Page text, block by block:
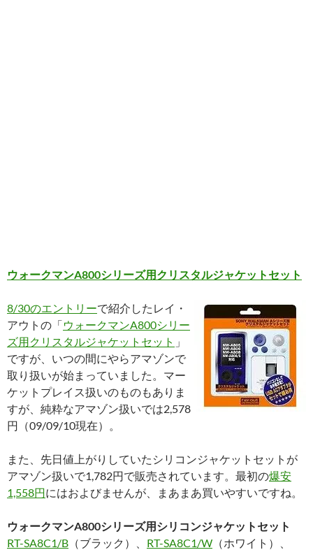
ウォークマンA800シリーズ用クリスタルジャケットセット
8/30のエントリーで紹介したレイ・
アウトの「ウォークマンA800シリー
ズ用クリスタルジャケットセット 」
ですが、いつの間にやらアマゾンで
取り扱いが始まっていました。マー
ケットプレイス扱いのものもありま
すが、純粋なアマゾン扱いでは2,578
円（09/09/10現在）。
また、先日値上がりしていたシリコンジャケットセットが
アマゾン扱いで1,782円で販売されています。最初の爆安
1,558円にはおよびませんが、まあまあ買いやすいですね。
ウォークマンA800シリーズ用シリコンジャケットセット
RT-SA8C1/B （ブラック）、 RT-SA8C1/W （ホワイト）、